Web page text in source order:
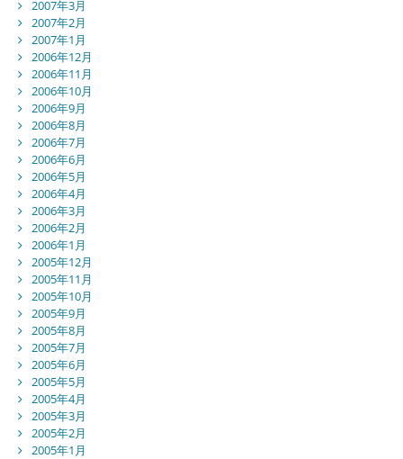
2007年3月
2007年2月
2007年1月
2006年12月
2006年11月
2006年10月
2006年9月
2006年8月
2006年7月
2006年6月
2006年5月
2006年4月
2006年3月
2006年2月
2006年1月
2005年12月
2005年11月
2005年10月
2005年9月
2005年8月
2005年7月
2005年6月
2005年5月
2005年4月
2005年3月
2005年2月
2005年1月